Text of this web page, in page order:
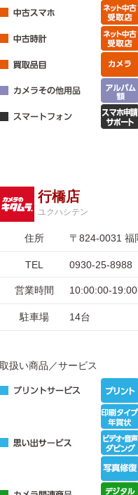
行橋店
ユクハシテン
住所 〒824-0031 福
TEL 0930-25-8988
営業時間 10:00:00-
駐車場 14台
取扱い商品／サービス